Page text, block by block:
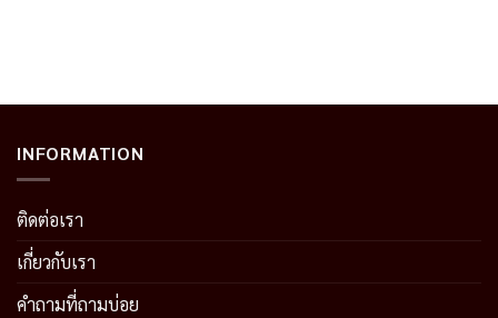
INFORMATION
ติดต่อเรา
เกี่ยวกับเรา
คำถามที่ถามบ่อย